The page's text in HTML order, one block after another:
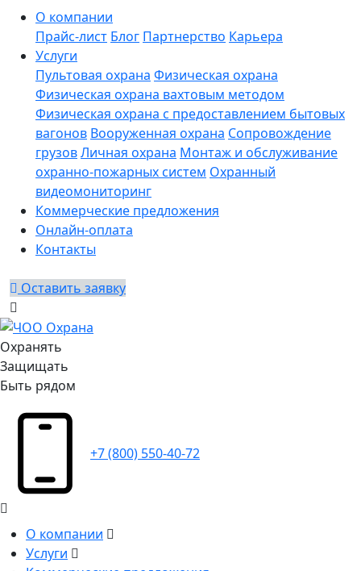
О компании
Прайс-лист Блог Партнерство Карьера
Услуги
Пультовая охрана Физическая охрана
Физическая охрана вахтовым методом
Физическая охрана с предоставлением бытовых
вагонов Вооруженная охрана Сопровождение
грузовЛичная охрана Монтаж и обслуживание
охранно-пожарных систем Охранный
видеомониторинг
Коммерческие предложения
Онлайн-оплата
Контакты
Оставить заявку
Охранять
Защищать
Быть рядом
+7 (800) 550-40-72
О компании
Услуги